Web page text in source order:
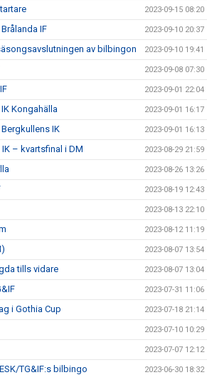
2023-09-15 08:20
IF 2023-09-10 20:37
av bilbingon 2023-09-10 19:41
2023-09-08 07:30
2023-09-01 22:04
Kongahälla 2023-09-01 16:17
IK 2023-09-01 16:13
– kvartsfinal i DM 2023-08-29 21:59
2023-08-26 13:26
2023-08-19 12:43
2023-08-13 22:10
2023-08-12 11:19
2023-08-07 13:54
tills vidare 2023-08-07 13:04
2023-07-31 11:06
i Gothia Cup 2023-07-18 21:14
2023-07-10 10:29
2023-07-07 12:12
TG&IF:s bilbingo 2023-06-30 18:32